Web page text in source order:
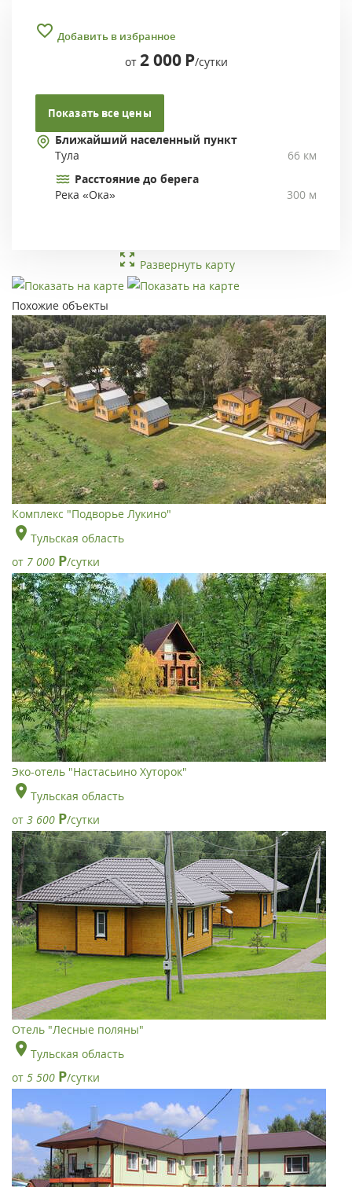
Добавить в избранное
от 2 000 Р/сутки
Показать все цены
Ближайший населенный пункт
Тула
66 км
Расстояние до берега
Река «Ока»
300 м
Развернуть карту
Похожие объекты
Комплекс "Подворье Лукино"
Тульская область
от 7 000 Р/сутки
Эко-отель "Настасьино Хуторок"
Тульская область
от 3 600 Р/сутки
Отель "Лесные поляны"
Тульская область
от 5 500 Р/сутки